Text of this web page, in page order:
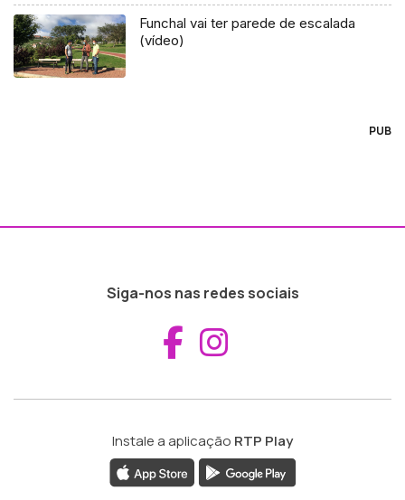
Funchal vai ter parede de escalada
(vídeo)
PUB
Siga-nos nas redes sociais
Aceder ao
Instale a aplicação RTP Play